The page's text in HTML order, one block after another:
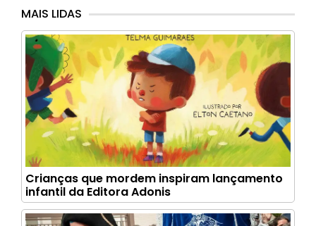
MAIS LIDAS
Crianças que mordem inspiram lançamento
infantil da Editora Adonis